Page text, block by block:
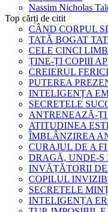
Nassim Nicholas
Top cărți de citit
CÂND CORPUL
TATĂ BOGAT
CELE CINCI
ȚINE-ȚI COPIII
CREIERUL
PUTEREA
INTELIGENȚA
SECRETELE
ANTRENEAZĂ-ȚI
ATITUDINEA
ÎMBLÂNZIREA
CURAJUL DE A
DRAGĂ, UNDE-S
INVĂȚĂTORII
COPILUL
SECRETELE
INTELIGENȚA